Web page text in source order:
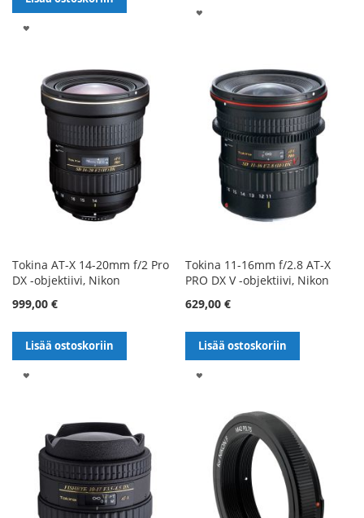
Tokina AT-X 14-20mm f/2 Pro
DX -objektiivi, Nikon
999,00 €
Lisää ostoskoriin
Tokina 11-16mm f/2.8 AT-X
PRO DX V -objektiivi, Nikon
629,00 €
Lisää ostoskoriin